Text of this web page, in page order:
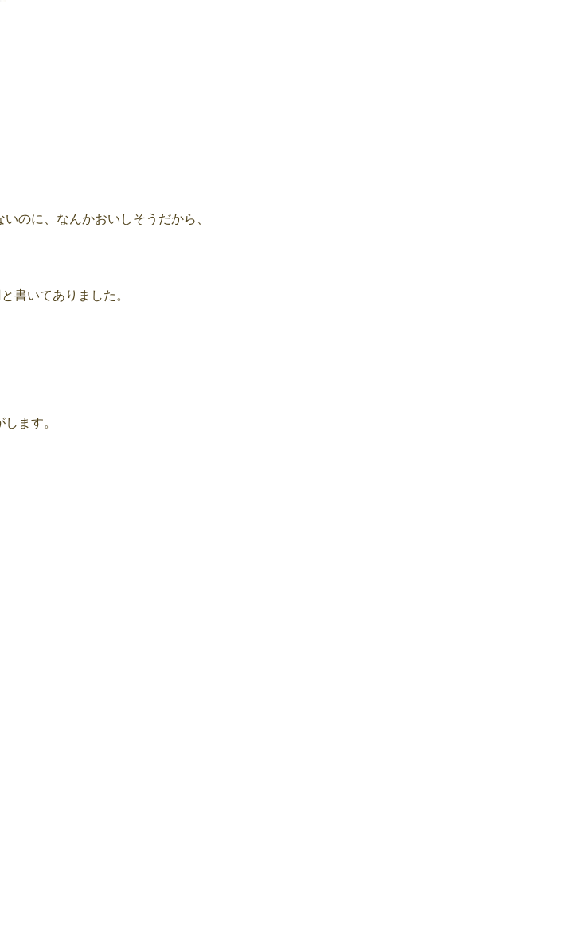
のに、なんかおいしそうだから、
書いてありました。
ます。